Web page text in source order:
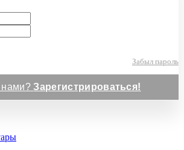
Забыл пароль
нами?Зарегистрироваться!